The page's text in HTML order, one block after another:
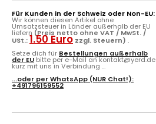
Für Kunden in der Schweiz oder Non-EU:
Wir können diesen Artikel ohne
Umsatzsteuer in Länder außerhalb der EU
liefern (Preis netto ohne VAT / MwSt. /
USt.:1.50 Euro zzgl. Steuern) .
Setze dich für Bestellungen außerhalb
der EU bitte per e-Mail an kontakt@yerd.de
kurz mit uns in Verbindung ...
...oder perWhatsApp (NUR Chat!):
+491796159552